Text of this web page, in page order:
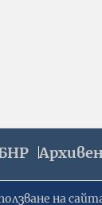
на